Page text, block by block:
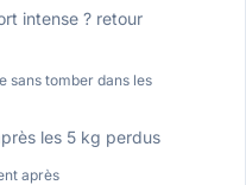
intense ? retour
sans tomber dans les
les 5 kg perdus
après